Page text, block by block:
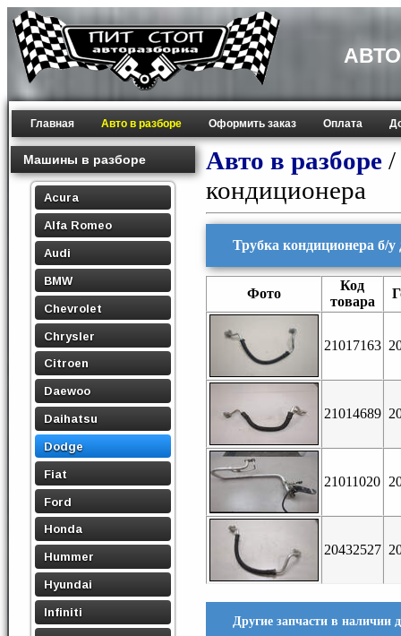
Главная Авто в разборе Оформить заказ Оплата
Машины в разборе
Acura
Alfa Romeo
Audi
BMW
Chevrolet
Chrysler
Citroen
Daewoo
Daihatsu
Dodge
Fiat
Ford
Honda
Hummer
Hyundai
Infiniti
Авто в разборе /
кондиционера
Трубка кондиционера б/у
Фото
Код
товара
21017163
21014689
21011020
20432527
Другие запчасти в наличии